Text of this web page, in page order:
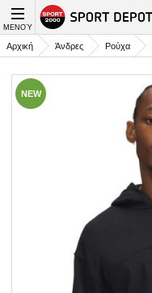
ΜΕΝΟΎ
Αρχική Άνδρες Ρούχα
NEW